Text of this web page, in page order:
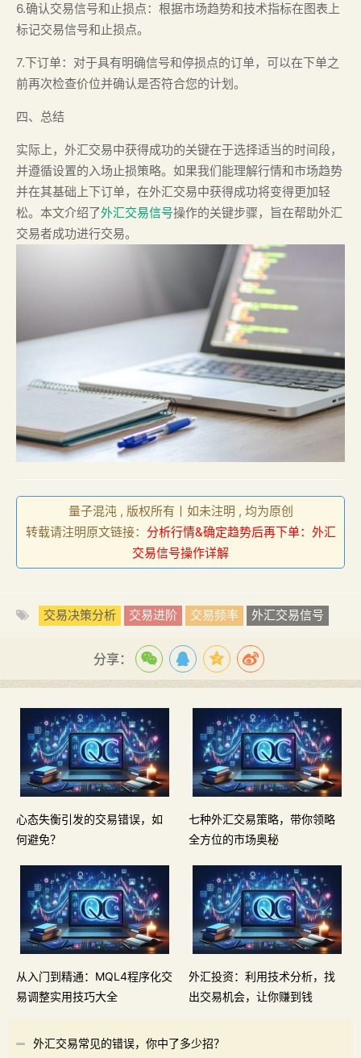
6.确认交易信号和止损点：根据市场趋势和技术指标在图表上
标记交易信号和止损点。
7.下订单：对于具有明确信号和停损点的订单，可以在下单之
前再次检查价位并确认是否符合您的计划。
四、总结
实际上，外汇交易中获得成功的关键在于选择适当的时间段，
并遵循设置的入场止损策略。如果我们能理解行情和市场趋势
并在其基础上下订单，在外汇交易中获得成功将变得更加轻
松。本文介绍了外汇交易信号操作的关键步骤，旨在帮助外汇
交易者成功进行交易。
量子混沌 , 版权所有丨如未注明 , 均为原创
转载请注明原文链接： 分析行情&确定趋势后再下单：外汇
交易信号操作详解
交易决策分析 交易进阶 交易频率 外汇交易信号
分享：
心态失衡引发的交易错误，如
何避免？
七种外汇交易策略，带你领略
全方位的市场奥秘
从入门到精通：MQL4程序化交
易调整实用技巧大全
外汇投资：利用技术分析，找
出交易机会，让你赚到钱
外汇交易常见的错误，你中了多少招？